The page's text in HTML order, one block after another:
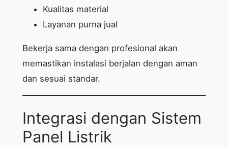
Kualitas material
Layanan purna jual
Bekerja sama dengan profesional akan
memastikan instalasi berjalan dengan aman
dan sesuai standar.
Integrasi dengan Sistem
Panel Listrik